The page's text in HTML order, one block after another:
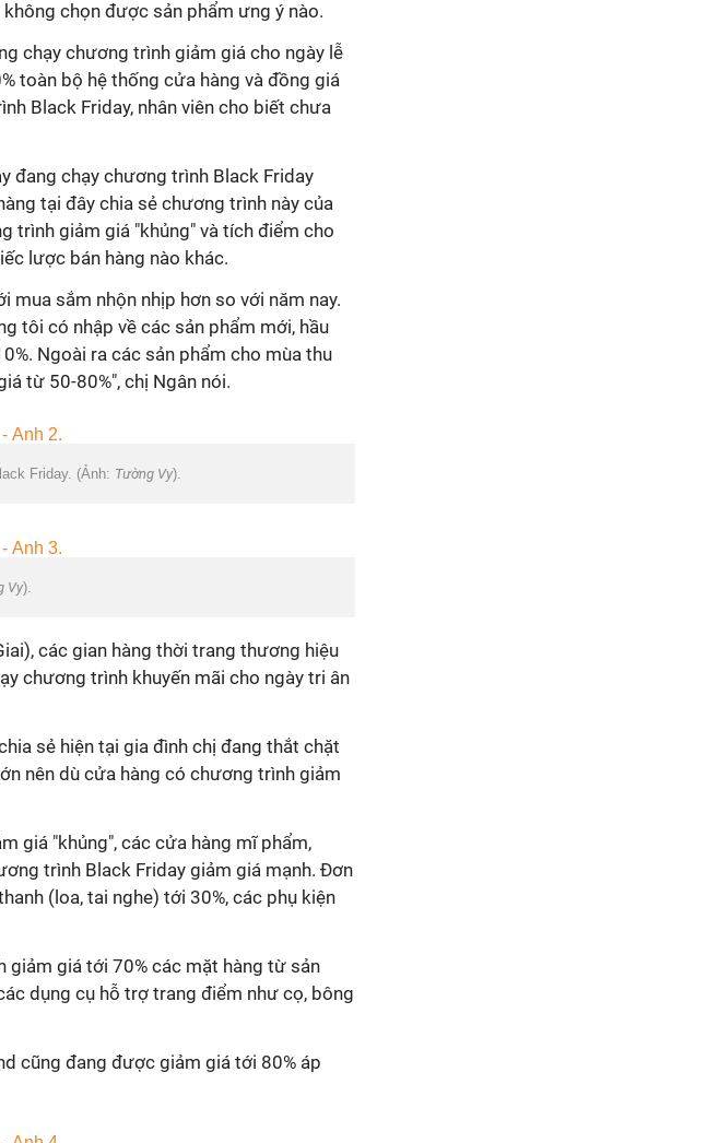
chọn được sản phẩm ưng ý nào.
chạy chương trình giảm giá cho ngày lễ
toàn bộ hệ thống cửa hàng và đồng giá
Black Friday, nhân viên cho biết chưa
đang chạy chương trình Black Friday
tại đây chia sẻ chương trình này của
trình giảm giá "khủng" và tích điểm cho
lược bán hàng nào khác.
mua sắm nhộn nhịp hơn so với năm nay.
tôi có nhập về các sản phẩm mới, hầu
Ngoài ra các sản phẩm cho mùa thu
từ 50-80%", chị Ngân nói.
Friday. (Ảnh: Tường Vy).
Vy).
các gian hàng thời trang thương hiệu
chương trình khuyến mãi cho ngày tri ân
sẻ hiện tại gia đình chị đang thắt chặt
nên dù cửa hàng có chương trình giảm
giá "khủng", các cửa hàng mĩ phẩm,
trình Black Friday giảm giá mạnh. Đơn
(loa, tai nghe) tới 30%, các phụ kiện
giảm giá tới 70% các mặt hàng từ sản
dụng cụ hỗ trợ trang điểm như cọ, bông
cũng đang được giảm giá tới 80% áp